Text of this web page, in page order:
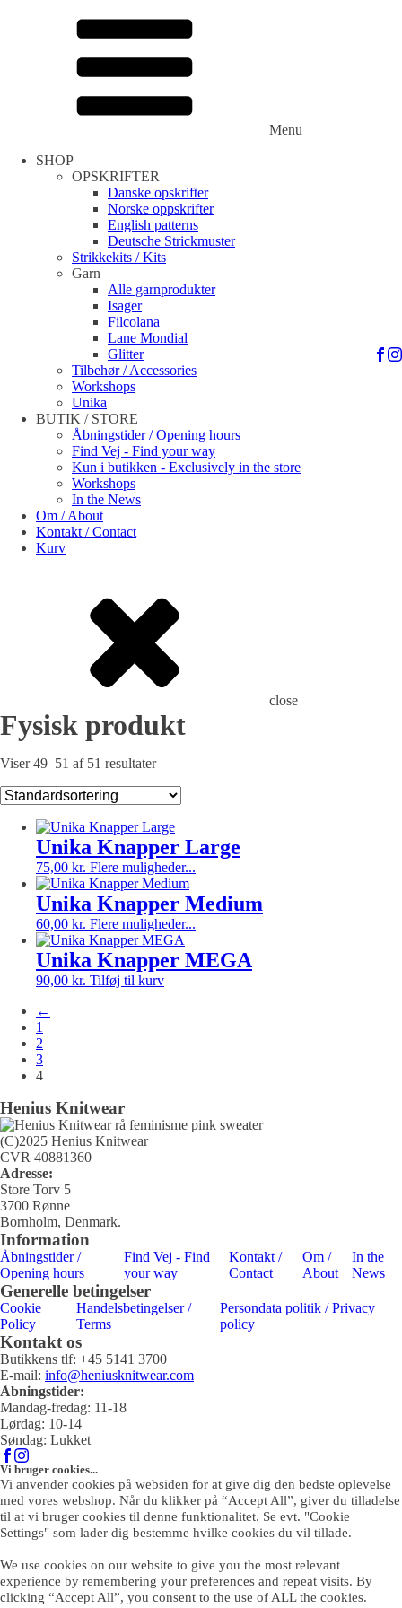
Menu
SHOP
OPSKRIFTER
Danske opskrifter
Norske oppskrifter
English patterns
Deutsche Strickmuster
Strikkekits / Kits
Garn
Alle garnprodukter
Isager
Filcolana
Lane Mondial
Glitter
Tilbehør / Accessories
Workshops
Unika
BUTIK / STORE
Åbningstider / Opening hours
Find Vej - Find your way
Kun i butikken - Exclusively in the store
Workshops
In the News
Om / About
Kontakt / Contact
Kurv
close
Fysisk produkt
Viser 49–51 af 51 resultater
Unika Knapper Large
75,00 kr. Flere muligheder...
Unika Knapper Medium
60,00 kr. Flere muligheder...
Unika Knapper MEGA
90,00 kr. Tilføj til kurv
←
1
2
3
4
Henius Knitwear
(C)2025 Henius Knitwear
CVR 40881360
Adresse:
Store Torv 5
3700 Rønne
Bornholm, Denmark.
Information
Åbningstider /
Opening hours
Find Vej - Find
your way
Kontakt /
Contact
Om /
About
In the
News
Generelle betingelser
Cookie
Policy
Handelsbetingelser /
Terms
Persondata politik / Privacy
policy
Kontakt os
Butikkens tlf: +45 5141 3700
E-mail: info@heniusknitwear.com
Åbningstider:
Mandag-fredag: 11-18
Lørdag: 10-14
Søndag: Lukket
Vi bruger cookies...
Vi anvender cookies på websiden for at give dig den bedste oplevelse
med vores webshop. Når du klikker på “Accept All”, giver du tilladelse
til at vi bruger cookies til denne funktionalitet. Se evt. "Cookie
Settings" som lader dig bestemme hvilke cookies du vil tillade.
We use cookies on our website to give you the most relevant
experience by remembering your preferences and repeat visits. By
clicking “Accept All”, you consent to the use of ALL the cookies.